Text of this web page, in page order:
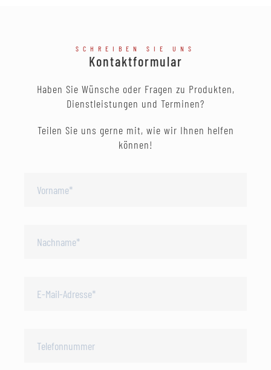
SCHREIBEN SIE UNS
Kontaktformular
Haben Sie Wünsche oder Fragen zu Produkten,
Dienstleistungen und Terminen?
Teilen Sie uns gerne mit, wie wir Ihnen helfen
können!